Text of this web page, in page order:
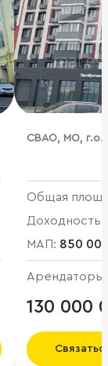
CВАО, МО, г.о.
Общая
Доходность:
МАП: 850
130 000